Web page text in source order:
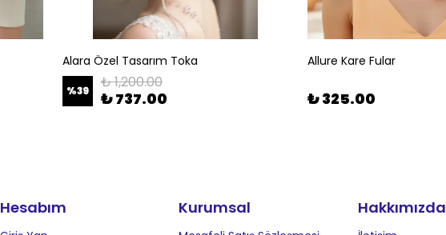
Alara Özel Tasarım Toka
%39 ₺ 1,200.00
₺ 737.00
Allure Kare Fular
₺ 325.00
Hesabım Kurumsal Hakkımızda